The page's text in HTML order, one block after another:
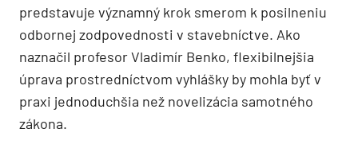
predstavuje významný krok smerom k posilneniu
odbornej zodpovednosti v stavebníctve. Ako
naznačil profesor Vladimír Benko, flexibilnejšia
úprava prostredníctvom vyhlášky by mohla byť v
praxi jednoduchšia než novelizácia samotného
zákona.